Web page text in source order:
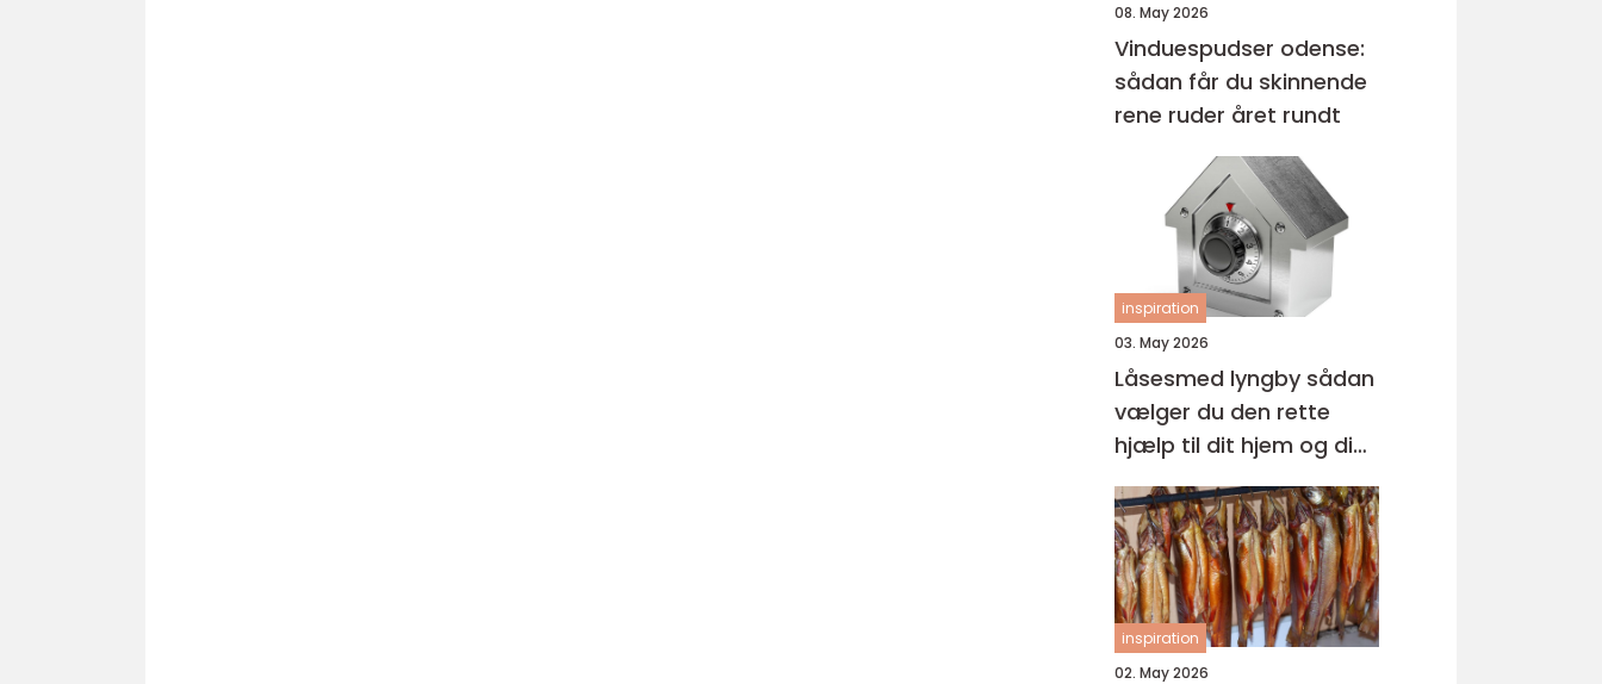
08. May 2026
Vinduespudser odense:
sådan får du skinnende
rene ruder året rundt
inspiration
03. May 2026
Låsesmed lyngby sådan
vælger du den rette
hjælp til dit hjem og din
virksomhed
inspiration
02. May 2026